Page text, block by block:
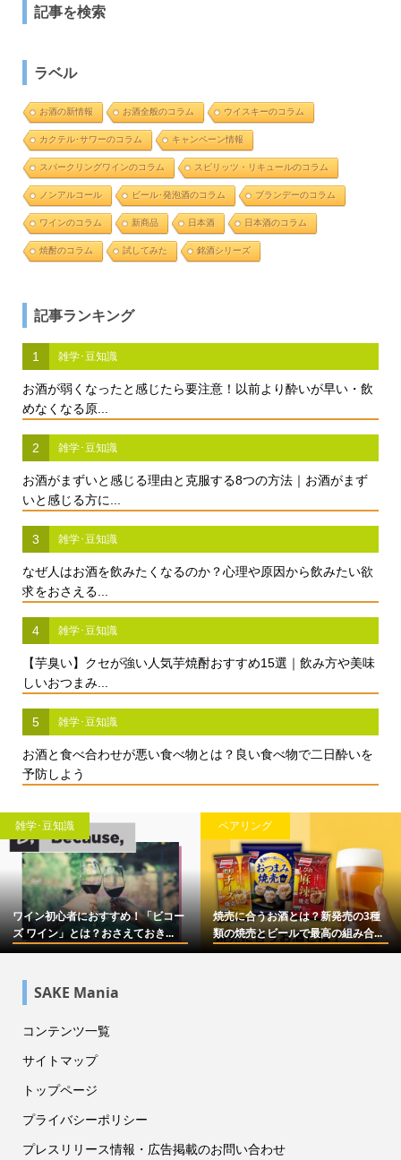
記事を検索
ラベル
お酒の新情報 お酒全般のコラム ウイスキーのコラム
カクテル･サワーのコラム キャンペーン情報
スパークリングワインのコラム スピリッツ・リキュールのコラム
ノンアルコール ビール･発泡酒のコラム ブランデーのコラム
ワインのコラム 新商品 日本酒 日本酒のコラム
焼酎のコラム 試してみた 銘酒シリーズ
記事ランキング
1 雑学･豆知識
お酒が弱くなったと感じたら要注意！以前より酔いが早い・飲
めなくなる原...
2 雑学･豆知識
お酒がまずいと感じる理由と克服する8つの方法｜お酒がまず
いと感じる方に...
3 雑学･豆知識
なぜ人はお酒を飲みたくなるのか？心理や原因から飲みたい欲
求をおさえる...
4 雑学･豆知識
【芋臭い】クセが強い人気芋焼酎おすすめ15選｜飲み方や美味
しいおつまみ...
5 雑学･豆知識
お酒と食べ合わせが悪い食べ物とは？良い食べ物で二日酔いを
予防しよう
雑学･豆知識
ワイン初心者におすすめ！「ビコー
ズ ワイン」とは？おさえておき...
ペアリング
焼売に合うお酒とは？新発売の3種
類の焼売とビールで最高の組み合...
SAKE Mania
コンテンツ一覧
サイトマップ
トップページ
プライバシーポリシー
プレスリリース情報・広告掲載のお問い合わせ